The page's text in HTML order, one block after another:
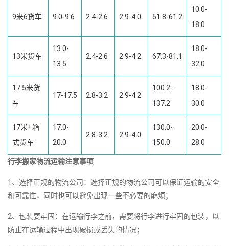
9米6货车 9.0-9.6 2.4-2.6 2.9-4.0 51.8-61.2
10.0-
18.0
13米货车
13.0-
13.5
2.4-2.6 2.9-4.2 67.3-81.1
18.0-
32.0
17.5米货
车
17-17.5 2.8-3.2 2.9-4.2
100.2-
137.2
18.0-
30.0
17米+箱
式货车
17.0-
20.0
2.8-3.2 2.9-4.0
130.0-
150.0
20.0-
28.0
行李搬家物流运输注意事项
1、选择正规的物流公司：选择正规的物流公司可以保证运输的安全
和可靠性，同时也可以避免出现一些不必要的麻烦；
2、包装要牢固：在运输行李之前，需要将行李进行牢固的包装，以
防止在运输过程中出现破损或丢失的情况；